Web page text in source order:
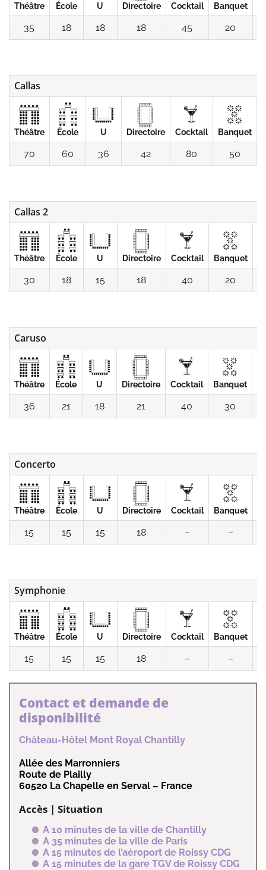
Théâtre École U Directoire Cocktail Banquet
35 18 18 18 45 20
Callas
Théâtre École U Directoire Cocktail Banquet
70 60 36 42 80 50
Callas 2
Théâtre École U Directoire Cocktail Banquet
30 18 15 18 40 20
Caruso
Théâtre École U Directoire Cocktail Banquet
36 21 18 21 40 30
Concerto
Théâtre École U Directoire Cocktail Banquet
15 15 15 18 – –
Symphonie
Théâtre École U Directoire Cocktail Banquet
15 15 15 18 – –
Contact et demande de
disponibilité
Château-Hôtel Mont Royal Chantilly
Allée des Marronniers
Route de Plailly
60520 La Chapelle en Serval – France
Accès | Situation
A 10 minutes de la ville de Chantilly
A 35 minutes de la ville de Paris
A 15 minutes de l’aéroport de Roissy CDG
A 15 minutes de la gare TGV de Roissy CDG